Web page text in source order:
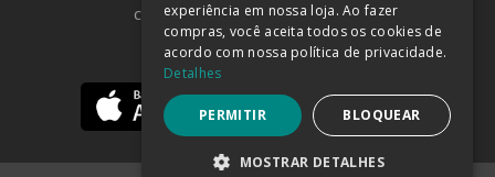
COMPRA 100% SEGURA (SAIBA MAIS)
BAIXE NOSSO APP
experiência em nossa loja. Ao fazer
compras, você aceita todos os cookies de
acordo com nossa política de privacidade.
Detalhes
PERMITIR BLOQUEAR
MOSTRAR DETALHES